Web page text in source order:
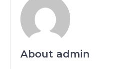
About admin